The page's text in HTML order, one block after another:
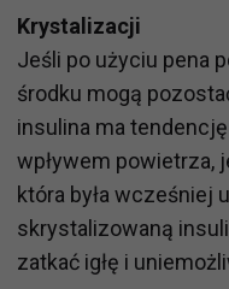
Krystalizacji
Jeśli po użyciu pena
środku mogą
insulina ma
wpływem powietrza,
która była wcześniej
skrystalizowaną
zatkać igłę i